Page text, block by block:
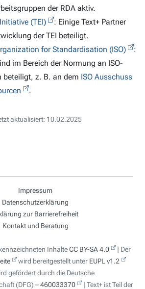
der RDA aktiv.
(TEI)
: Einige Text+ Partner
der TEI beteiligt.
for Standardisation (ISO)
:
im Bereich der Normung an ISO-
beteiligt, z. B. an dem ISO Ausschuss
.
aktualisiert: 10.02.2025
Impressum
Datenschutzerklärung
zur Barrierefreiheit
Kontakt und Beratung
InhalteCC BY-SA 4.0
| Der
wird bereitgestellt unter EUPL v1.2
gefördert durch die Deutsche
(DFG) –460033370 | Text+ ist Teil der